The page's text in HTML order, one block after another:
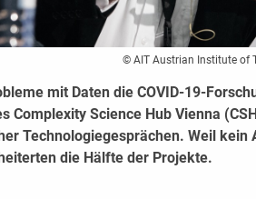
© AIT Austrian Institute of
mit Daten die COVID-19-
Complexity Science Hub Vienna
Technologiegesprächen. Weil kein
die Hälfte der Projekte.